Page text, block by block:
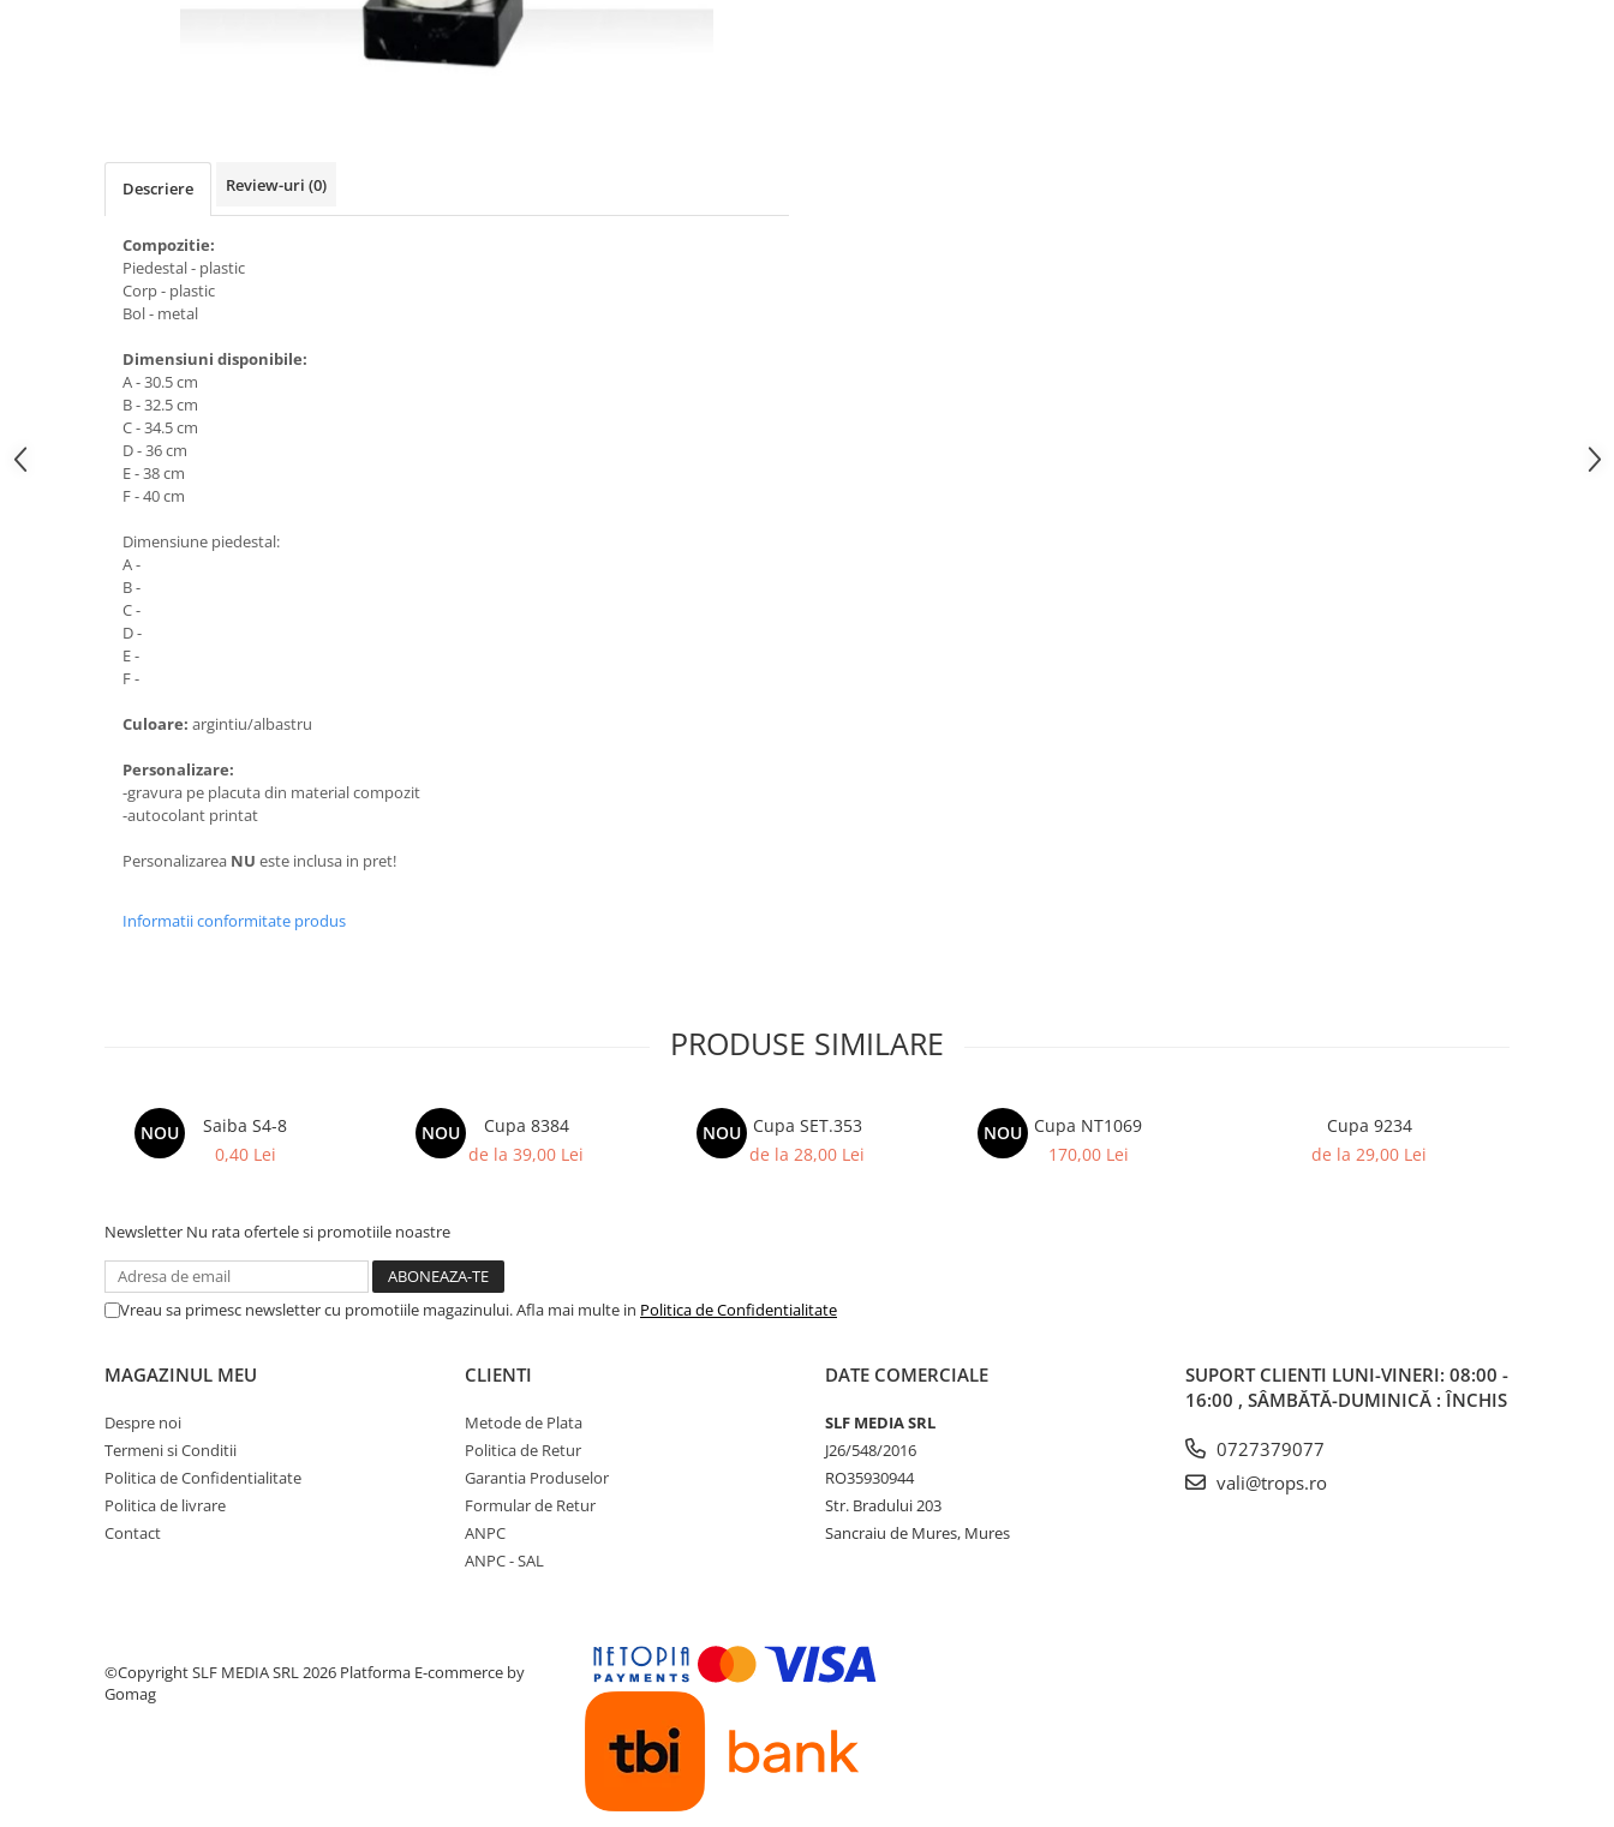
Medalii Tematice
Medalii Non-Tematice
Accesorii Medalii
Snur Medalie
Personalizari Medalii
Suport medalii
Trofee Acril
Trofee Rasina
Trofee Metalice
Accesorii Trofee
Personalizari Trofee
Cutii de Prezentare , Mape
Trofeu Plastic
Figurine Plastic
Produse Personalizate
Tematica Tricolor
Alte categorii
Columbofili
Descriere Review-uri (0)
Compozitie:
Piedestal - plastic
Corp - plastic
Bol - metal
Dimensiuni disponibile:
A - 30.5 cm
B - 32.5 cm
C - 34.5 cm
D - 36 cm
E - 38 cm
F - 40 cm
Dimensiune piedestal:
A -
B -
C -
D -
E -
F -
Culoare: argintiu/albastru
Personalizare:
-gravura pe placuta din material compozit
-autocolant printat
Personalizarea NU este inclusa in pret!
Informatii conformitate produs
PRODUSE SIMILARE
NOU
Saiba S4-8
0,40 Lei
NOU
Cupa 8384
de la 39,00 Lei
NOU
Cupa SET.353
de la 28,00 Lei
NOU Cupa NT1069
170,00 Lei
Cupa 9234
de la 29,00 Lei
Newsletter Nu rata ofertele si promotiile noastre
Vreau sa primesc newsletter cu promotiile magazinului. Afla mai multe in Politica de Confidentialitate
MAGAZINUL MEU
Despre noi
Termeni si Conditii
Politica de Confidentialitate
Politica de livrare
Contact
CLIENTI
Metode de Plata
Politica de Retur
Garantia Produselor
Formular de Retur
ANPC
ANPC - SAL
DATE COMERCIALE
SLF MEDIA SRL
J26/548/2016
RO35930944
Str. Bradului 203
Sancraiu de Mures, Mures
SUPORT CLIENTI LUNI-VINERI: 08:00 -
16:00 , SÂMBĂTĂ-DUMINICĂ : ÎNCHIS
0727379077
vali@trops.ro
©Copyright SLF MEDIA SRL 2026 Platforma E-commerce by
Gomag